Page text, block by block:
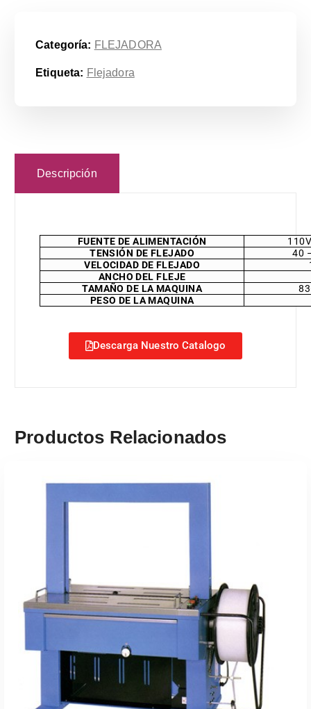
Categoría: FLEJADORA
Etiqueta: Flejadora
Descripción
FUENTE DE ALIMENTACIÓN
TENSIÓN DE FLEJADO
40
VELOCIDAD DE FLEJADO
ANCHO DEL FLEJE
TAMAÑO DE LA MAQUINA
PESO DE LA MAQUINA
Descarga Nuestro Catalogo
Productos Relacionados